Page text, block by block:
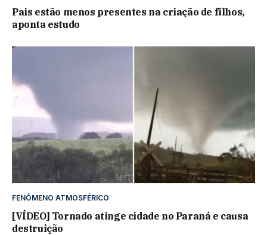
Pais estão menos presentes na criação de filhos,
aponta estudo
FENÔMENO ATMOSFÉRICO
[VÍDEO] Tornado atinge cidade no Paraná e causa
destruição